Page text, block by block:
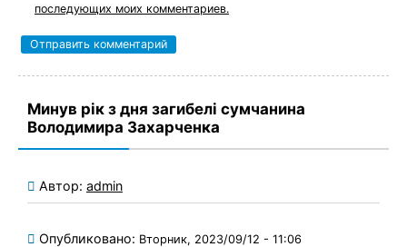
последующих моих комментариев.
Минув рік з дня загибелі сумчанина
Володимира Захарченка
Автор: admin
Опубликовано: Вторник, 2023/09/12 - 11:06